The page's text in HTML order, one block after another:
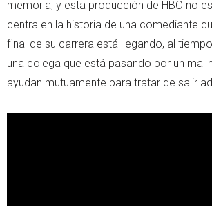
memoria, y esta producción de HBO no
centra en la historia de una comediante
final de su carrera está llegando, al
una colega que está pasando por un mal
ayudan mutuamente para tratar de salir